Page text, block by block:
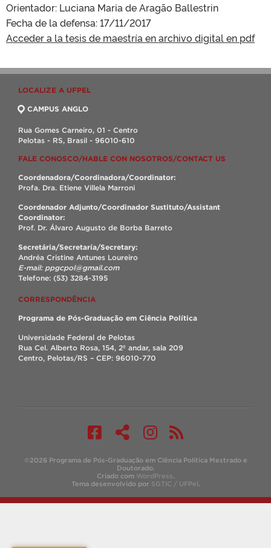
Orientador: Luciana Maria de Aragão Ballestrin
Fecha de la defensa:17/11/2017
Acceder a la tesis de maestría en archivo digital en pdf
LOCALIZE A UFPEL
CAMPUS ANGLO
Rua Gomes Carneiro, 01 - Centro
Pelotas - RS, Brasil - 96010-610
FALE CONOSCO/HABLE CON NOSOTROS/CONTACT US
Coordenadora/Coordinadora/Coordinator:
Profa. Dra. Etiene Villela Marroni
Coordenador Adjunto/Coordinador Sustituto/Assistant
Coordinator:
Prof. Dr. Álvaro Augusto de Borba Barreto
Secretária/Secretaría/Secretary:
Andréa Cristine Antunes Loureiro
E-mail: ppgcpol@gmail.com
Telefone: (53) 3284-3195
CORRESPONDÊNCIA
Programa de Pós-Graduação em Ciência Política
Universidade Federal de Pelotas
Rua Cel. Alberto Rosa, 154, 2º andar, sala 209
Centro, Pelotas/RS – CEP: 96010-770
©2026 Programa de Pós-Graduação em Ciência Política Mestrado e
Doutorado.
Criado com WordPress.
Tema desenvolvido por SGTIC / UFPel.